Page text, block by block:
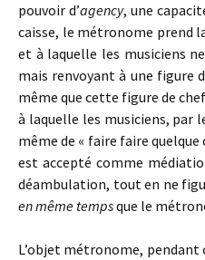
pouvoir d’agency, une
caisse, le métronome prend
et à laquelle les musiciens
mais renvoyant à une figure
même que cette figure de
à laquelle les musiciens, par
même de « faire faire
est accepté comme
déambulation, tout en ne
en même tempsque le
L’objet métronome,